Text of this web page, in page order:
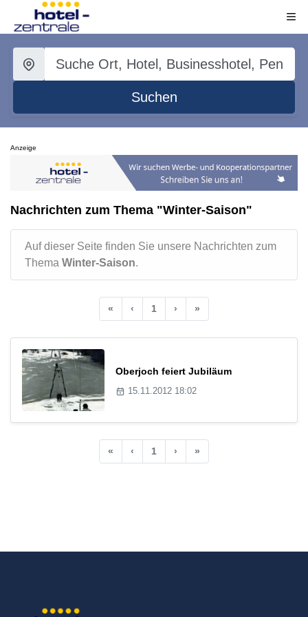
Suchen
Anzeige
Nachrichten zum Thema "Winter-Saison"
Auf dieser Seite finden Sie unsere Nachrichten zum
Thema Winter-Saison.
« ‹ 1 › »
Oberjoch feiert Jubiläum
15.11.2012 18:02
« ‹ 1 › »